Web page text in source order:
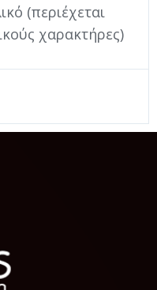
(περιέχεται
χαρακτήρες)